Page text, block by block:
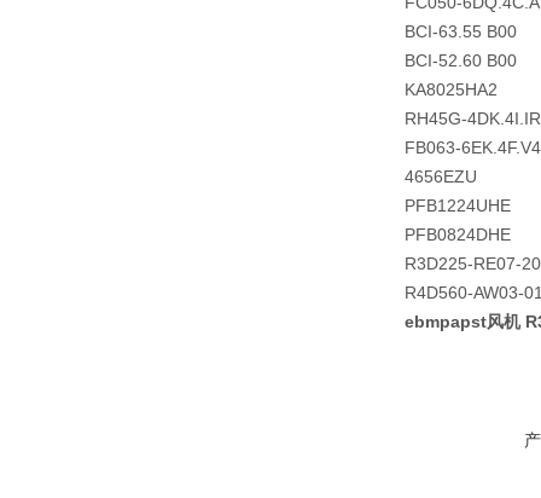
BCI-63.55 B00
BCI-52.60 B00
KA8025HA2
RH45G-4DK.4I.IR
FB063-
4656EZU
PFB1224UHE
PFB0824DHE
R3D225-RE07-20
R4D560-AW03-
ebmpapst风机